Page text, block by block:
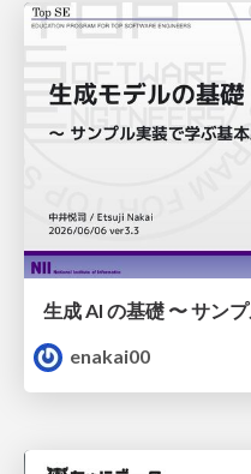
生成 AI の基礎 〜 サン
enakai00